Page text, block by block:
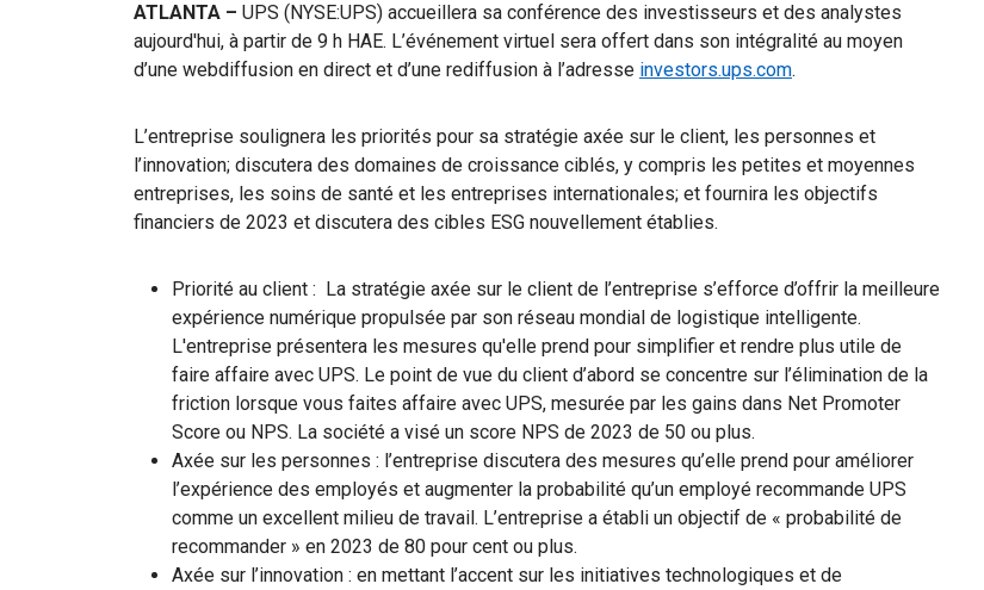
ATLANTA – UPS (NYSE:UPS) accueillera sa conférence des investisseurs et des analystes
aujourd'hui, à partir de 9 h HAE. L’événement virtuel sera offert dans son intégralité au moyen
d’une webdiffusion en direct et d’une rediffusion à l’adresse investors.ups.com.
L’entreprise soulignera les priorités pour sa stratégie axée sur le client, les personnes et
l’innovation; discutera des domaines de croissance ciblés, y compris les petites et moyennes
entreprises, les soins de santé et les entreprises internationales; et fournira les objectifs
financiers de 2023 et discutera des cibles ESG nouvellement établies.
Priorité au client : La stratégie axée sur le client de l’entreprise s’efforce d’offrir la meilleure
expérience numérique propulsée par son réseau mondial de logistique intelligente.
L'entreprise présentera les mesures qu'elle prend pour simplifier et rendre plus utile de
faire affaire avec UPS. Le point de vue du client d’abord se concentre sur l’élimination de la
friction lorsque vous faites affaire avec UPS, mesurée par les gains dans Net Promoter
Score ou NPS. La société a visé un score NPS de 2023 de 50 ou plus.
Axée sur les personnes : l’entreprise discutera des mesures qu’elle prend pour améliorer
l’expérience des employés et augmenter la probabilité qu’un employé recommande UPS
comme un excellent milieu de travail. L’entreprise a établi un objectif de « probabilité de
recommander » en 2023 de 80 pour cent ou plus.
Axée sur l’innovation : en mettant l’accent sur les initiatives technologiques et de